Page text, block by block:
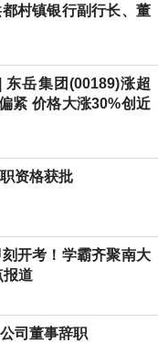
村镇银行副行长、董
岳集团(00189)涨超
紧 价格大涨30%创近
资格获批
开考！学霸齐聚南大
报道
司董事辞职